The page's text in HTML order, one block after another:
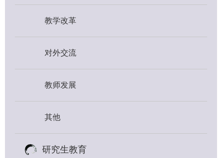
教学改革
对外交流
教师发展
其他
研究生教育